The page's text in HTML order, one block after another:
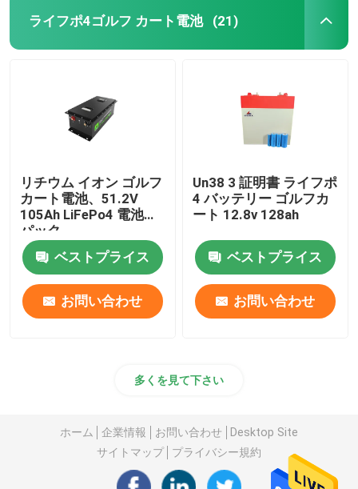
ライフポ4ゴルフ カート電池 (21)
リチウム イオン ゴルフ
カート電池、51.2V
105Ah LiFePo4 電池の
パック
ベストプライス
お問い合わせ
Un38 3 証明書 ライフポ
4 バッテリー ゴルフカ
ート 12.8v 128ah
ベストプライス
お問い合わせ
多くを見て下さい
ホーム 企業情報 お問い合わせ
Desktop Site
サイトマップ
プライバシー規約